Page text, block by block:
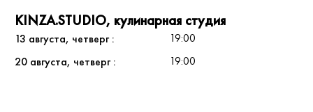
KINZA.STUDIO, кулинарная студия
13 августа, четверг
19:00
20 августа, четверг
19:00